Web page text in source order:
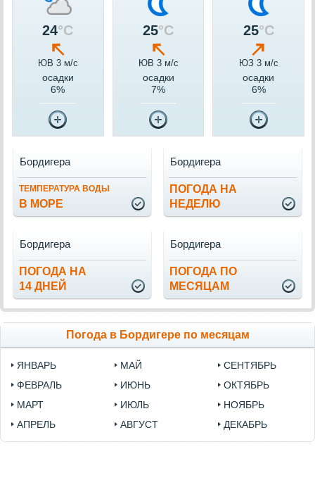
24°C
ЮВ 3 м/c
осадки
6%
25°C
ЮВ 3 м/c
осадки
7%
25°C
ЮЗ 3 м/c
осадки
6%
ТЕМПЕРАТУРА ВОДЫ
В МОРЕ
Бордигера
ПОГОДА НА
НЕДЕЛЮ
Бордигера
ПОГОДА НА
14 ДНЕЙ
Бордигера
ПОГОДА ПО
МЕСЯЦАМ
Бордигера
Погода в Бордигере по месяцам
ЯНВАРЬ
ФЕВРАЛЬ
МАРТ
АПРЕЛЬ
МАЙ
ИЮНЬ
ИЮЛЬ
АВГУСТ
СЕНТЯБРЬ
ОКТЯБРЬ
НОЯБРЬ
ДЕКАБРЬ